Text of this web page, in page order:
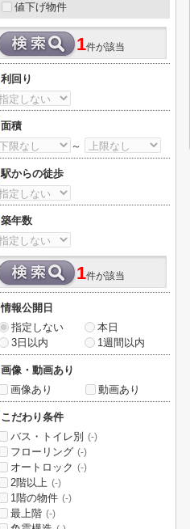
値下げ物件
1件が該当
利回り
面積
～
駅からの徒歩
築年数
1件が該当
情報公開日
指定しない
本日
3日以内
1週間以内
画像・動画あり
画像あり
動画あり
こだわり条件
バス・トイレ別
(-)
フローリング (-)
オートロック (-)
2階以上 (-)
1階の物件 (-)
最上階 (-)